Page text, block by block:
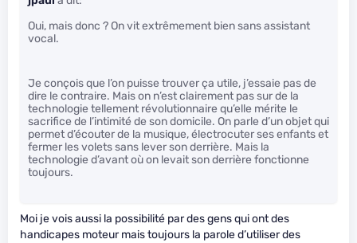
Oui, mais donc ? On vit extrêmement bien sans assistant
vocal.
Je conçois que l’on puisse trouver ça utile, j’essaie pas de
dire le contraire. Mais on n’est clairement pas sur de la
technologie tellement révolutionnaire qu’elle mérite le
sacrifice de l’intimité de son domicile. On parle d’un objet qui
permet d’écouter de la musique, électrocuter ses enfants et
fermer les volets sans lever son derrière. Mais la
technologie d’avant où on levait son derrière fonctionne
toujours.
Moi je vois aussi la possibilité par des gens qui ont des
handicapes moteur mais toujours la parole d’utiliser des